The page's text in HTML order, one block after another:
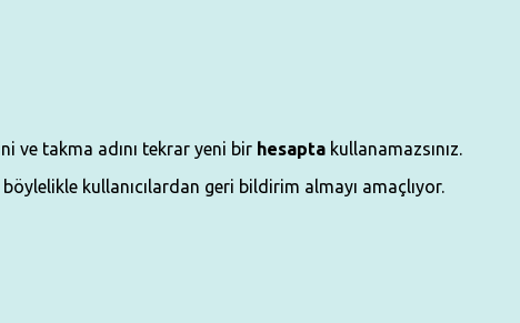
ve takma adını tekrar yeni bir hesapta kullanamazsınız.
kullanıcılardan geri bildirim almayı amaçlıyor.